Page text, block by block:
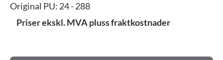
Original PU: 24 - 288
Priser ekskl. MVA pluss fraktkostnader